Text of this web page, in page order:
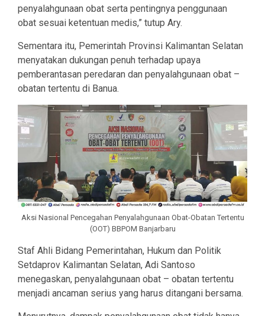
penyalahgunaan obat serta pentingnya penggunaan
obat sesuai ketentuan medis,” tutup Ary.
Sementara itu, Pemerintah Provinsi Kalimantan Selatan
menyatakan dukungan penuh terhadap upaya
pemberantasan peredaran dan penyalahgunaan obat –
obatan tertentu di Banua.
Aksi Nasional Pencegahan Penyalahgunaan Obat-Obatan Tertentu
(OOT) BBPOM Banjarbaru
Staf Ahli Bidang Pemerintahan, Hukum dan Politik
Setdaprov Kalimantan Selatan, Adi Santoso
menegaskan, penyalahgunaan obat – obatan tertentu
menjadi ancaman serius yang harus ditangani bersama.